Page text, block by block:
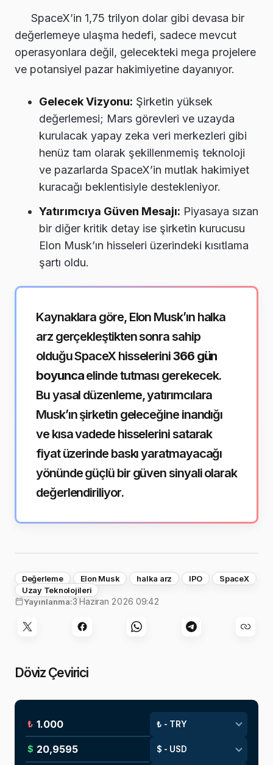
SpaceX’in 1,75 trilyon dolar gibi devasa bir
değerlemeye ulaşma hedefi, sadece mevcut
operasyonlara değil, gelecekteki mega projelere
ve potansiyel pazar hakimiyetine dayanıyor.
Gelecek Vizyonu: Şirketin yüksek
değerlemesi; Mars görevleri ve uzayda
kurulacak yapay zeka veri merkezleri gibi
henüz tam olarak şekillenmemiş teknoloji
ve pazarlarda SpaceX’in mutlak hakimiyet
kuracağı beklentisiyle destekleniyor.
Yatırımcıya Güven Mesajı: Piyasaya sızan
bir diğer kritik detay ise şirketin kurucusu
Elon Musk’ın hisseleri üzerindeki kısıtlama
şartı oldu.
Kaynaklara göre, Elon Musk’ın halka
arz gerçekleştikten sonra sahip
olduğu SpaceX hisselerini366 gün
boyuncaelinde tutması gerekecek.
Bu yasal düzenleme, yatırımcılara
Musk’ın şirketin geleceğine inandığı
ve kısa vadede hisselerini satarak
fiyat üzerinde baskı yaratmayacağı
yönünde güçlü bir güven sinyali olarak
değerlendiriliyor.
Değerleme Elon Musk halka arz IPO
SpaceX
Uzay Teknolojileri
Yayınlanma:3 Haziran 2026 09:42
Döviz Çevirici
₺
$